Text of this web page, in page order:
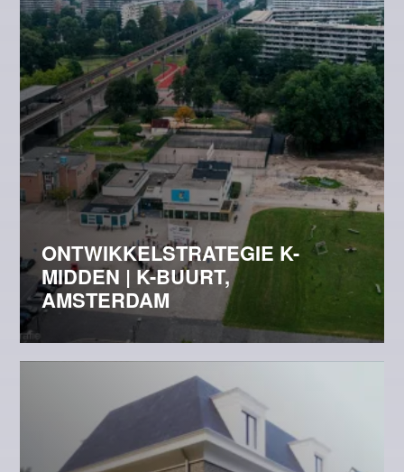
ONTWIKKELSTRATEGIE K-
MIDDEN | K-BUURT,
AMSTERDAM